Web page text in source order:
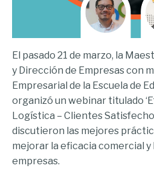
El pasado 21 de marzo, la
y Dirección de Empresas con
Empresarial de la Escuela de
organizó un webinar titulado
Logística – Clientes
discutieron las mejores
mejorar la eficacia comercial y
empresas.